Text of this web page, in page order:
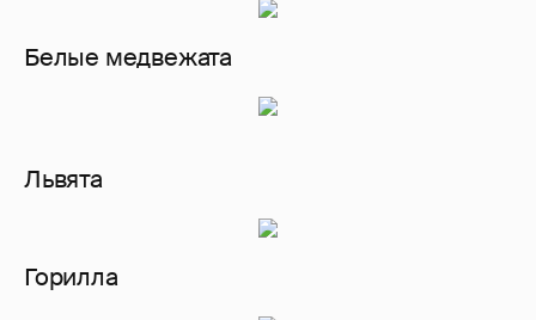
Белые медвежата
Львята
Горилла